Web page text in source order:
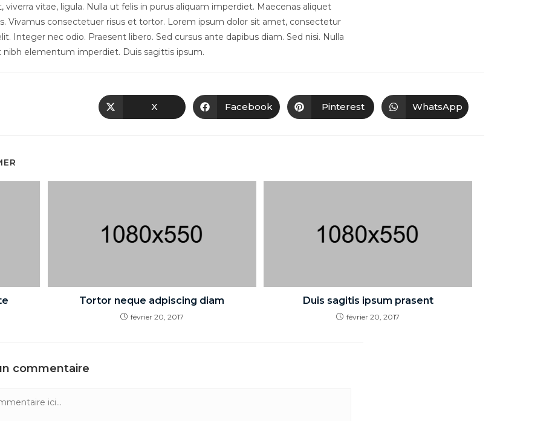
viverra vitae, ligula. Nulla ut felis in purus aliquam imperdiet. Maecenas aliquet
Vivamus consectetuer risus et tortor. Lorem ipsum dolor sit amet, consectetur
Integer nec odio. Praesent libero. Sed cursus ante dapibus diam. Sed nisi. Nulla
nibh elementum imperdiet. Duis sagittis ipsum.
X Facebook Pinterest WhatsApp
Tortor neque adpiscing diam
février 20, 2017
Duis sagitis ipsum prasent
février 20, 2017
commentaire